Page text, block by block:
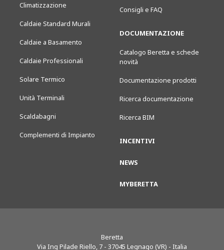
Climatizzazione
Caldaie Standard Murali
Caldaie a Basamento
Caldaie Professionali
Solare Termico
Unità Terminali
Scaldabagni
Complementi di Impianto
Consigli e FAQ
DOCUMENTAZIONE
Catalogo Beretta e schede
novità
Documentazione prodotti
Ricerca documentazione
Ricerca BIM
INCENTIVI
NEWS
MYBERETTA
Beretta
Via Ing Pilade Riello, 7 - 37045 Legnago (VR) - Italia